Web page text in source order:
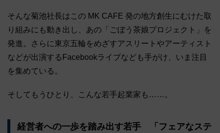
そんな菊池社長はこの MK CAFE 発の地方創生にむけた取
り組みにも動き出し、あの「ごぼう茶娘プロジェクト」を
発進。さらに東京五輪をめざすアスリートやアーティスト
などが出演するFacebookライブなども手がけ、いま注目
を集めている。
そしてもうひとり、こんな若手起業家も……。
経営者への一歩を踏み出す若手 「フェアなステ